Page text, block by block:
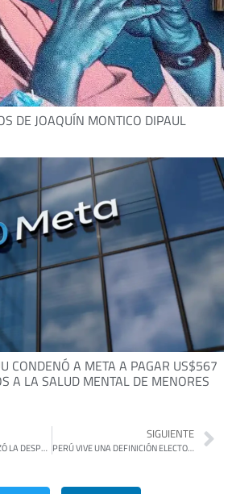
DE JOAQUÍN MONTICO DIPAUL
CONDENÓ A META A PAGAR US$567
A LA SALUD MENTAL DE MENORES
ADIÓS AL INDIO: FINALIZÓ LA DESPEDIDA MULTITUDINARIA EN AVELLANEDA
SIGUIENTE
PERÚ VIVE UNA DEFINICIÓN ELECTORAL AL LÍMITE ENTRE FUJIMORI Y SÁNCHEZ